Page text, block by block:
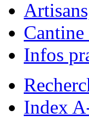
Infos
Index